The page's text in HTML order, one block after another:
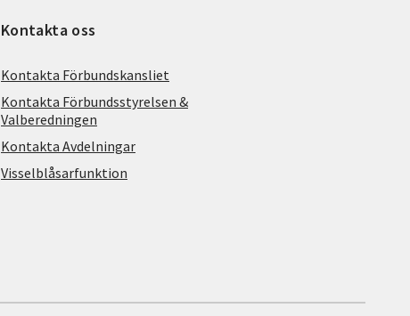
Kontakta oss
Kontakta Förbundskansliet
Kontakta Förbundsstyrelsen &
Valberedningen
Kontakta Avdelningar
Visselblåsarfunktion